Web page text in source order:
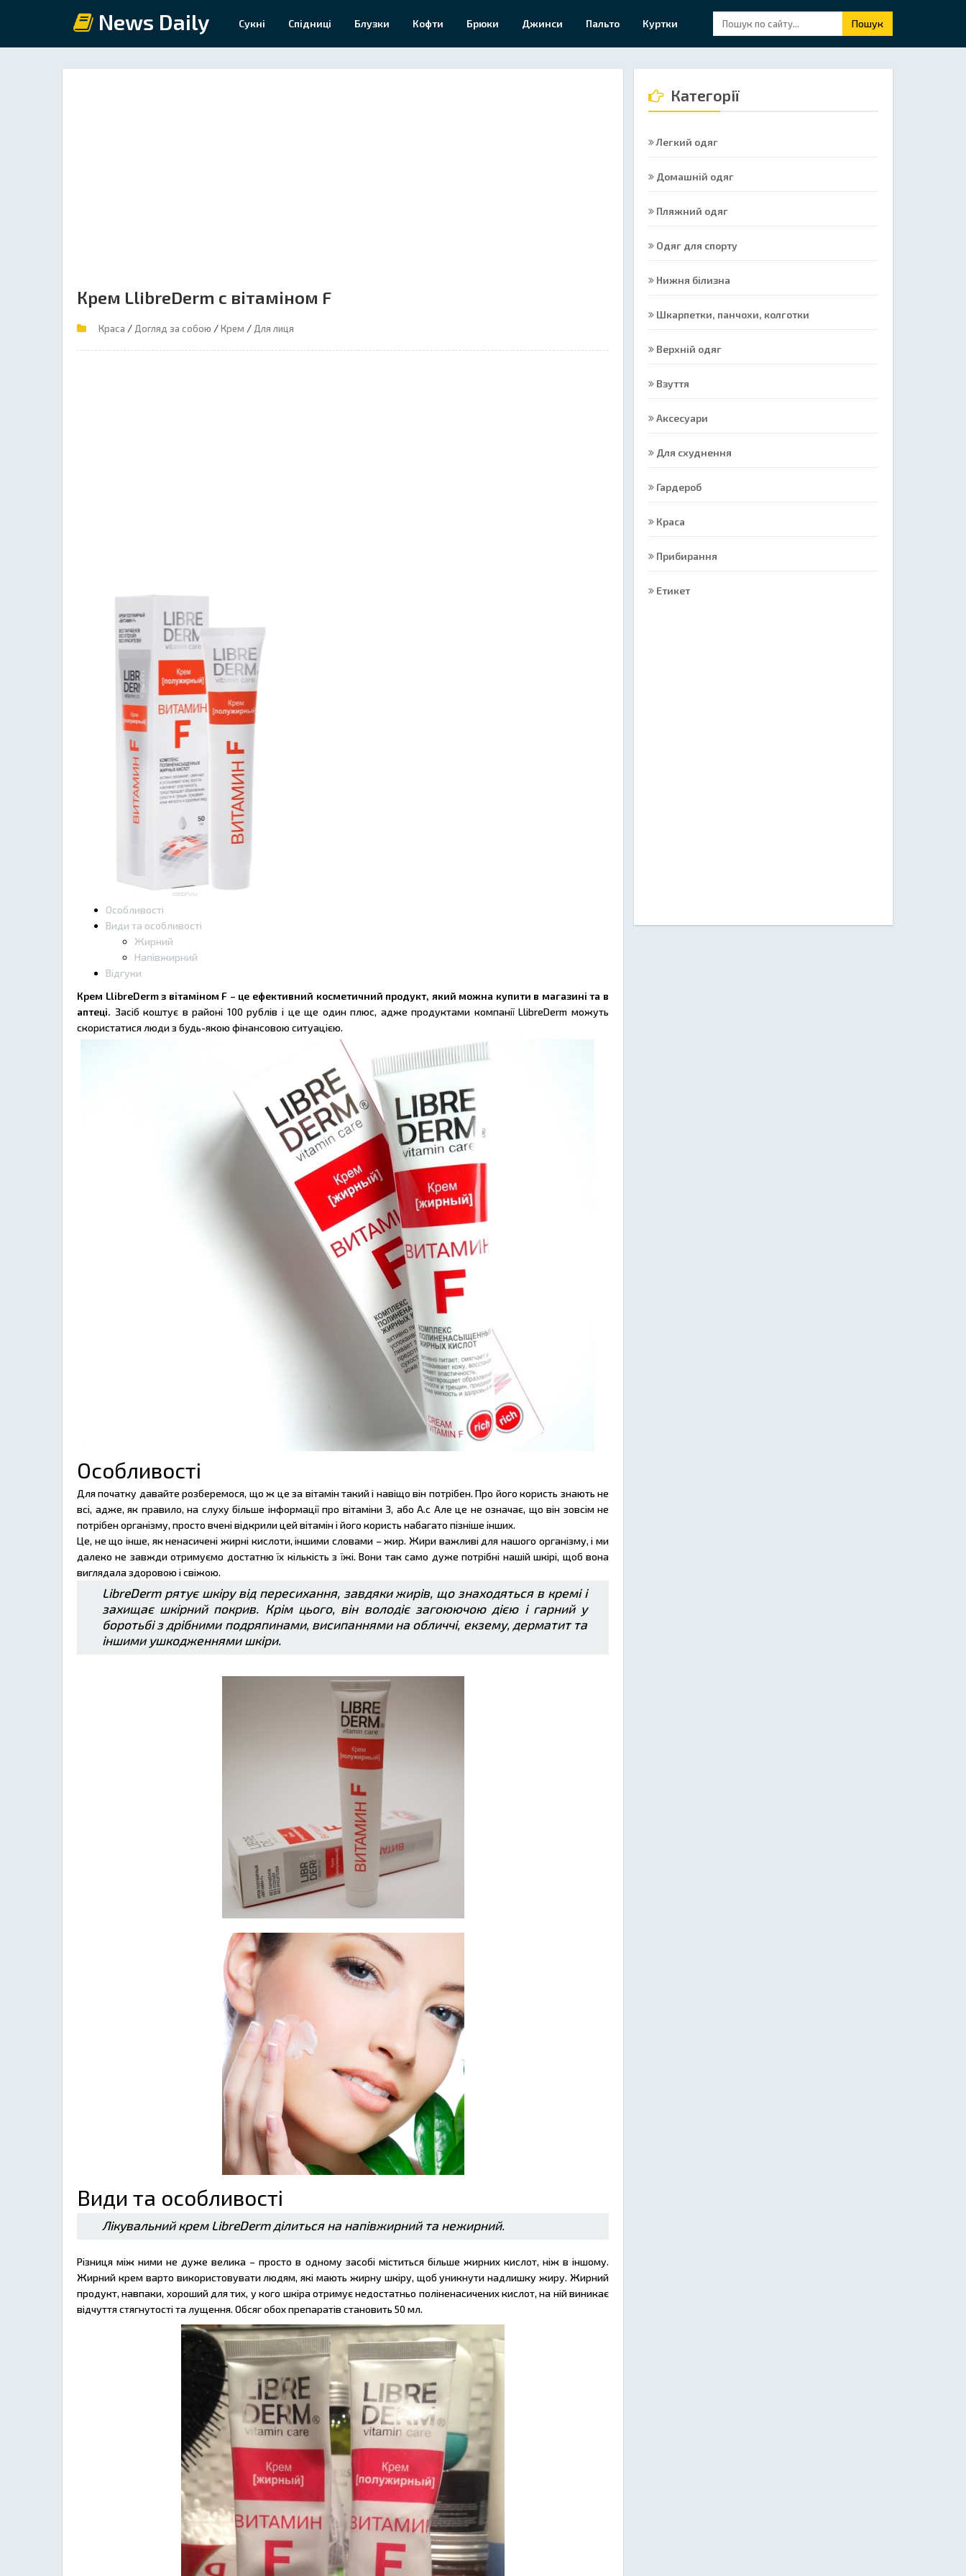
News Daily Сукні Спідниці Блузки Кофти Брюки Джинси Пальто Куртки Пошук
Крем LlibreDerm c вітаміном F
Краса / Догляд за собою /Крем / Для лиця
Особливості
Види та особливості
Жирний
Напівжирний
Відгуки
Крем LlibreDerm з вітаміном F – це ефективний косметичний продукт, який можна купити в магазині та в
аптеці. Засіб коштує в районі 100 рублів і це ще один плюс, адже продуктами компанії LlibreDerm можуть
скористатися люди з будь-якою фінансовою ситуацією.
Особливості
Для початку давайте розберемося, що ж це за вітамін такий і навіщо він потрібен. Про його користь знають не
всі, адже, як правило, на слуху більше інформації про вітаміни З, або А.с Але це не означає, що він зовсім не
потрібен організму, просто вчені відкрили цей вітамін і його користь набагато пізніше інших.
Це, не що інше, як ненасичені жирні кислоти, іншими словами – жир. Жири важливі для нашого організму, і ми
далеко не завжди отримуємо достатню їх кількість з їжі. Вони так само дуже потрібні нашій шкірі, щоб вона
виглядала здоровою і свіжою.
LibreDerm рятує шкіру від пересихання, завдяки жирів, що знаходяться в кремі і
захищає шкірний покрив. Крім цього, він володіє загоюючою дією і гарний у
боротьбі з дрібними подряпинами, висипаннями на обличчі, екзему, дерматит та
іншими ушкодженнями шкіри.
Види та особливості
Лікувальний крем LibreDerm ділиться на напівжирний та нежирний.
Різниця між ними не дуже велика – просто в одному засобі міститься більше жирних кислот, ніж в іншому.
Жирний крем варто використовувати людям, які мають жирну шкіру, щоб уникнути надлишку жиру. Жирний
продукт, навпаки, хороший для тих, у кого шкіра отримує недостатньо поліненасичених кислот, на ній виникає
відчуття стягнутості та лущення. Обсяг обох препаратів становить 50 мл.
Категорії
Легкий одяг
Домашній одяг
Пляжний одяг
Одяг для спорту
Нижня білизна
Шкарпетки, панчохи, колготки
Верхній одяг
Взуття
Аксесуари
Для схуднення
Гардероб
Краса
Прибирання
Етикет